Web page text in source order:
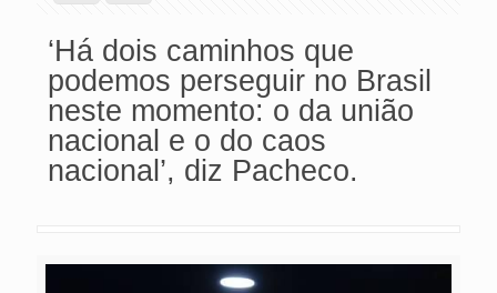
‘Há dois caminhos que
podemos perseguir no Brasil
neste momento: o da união
nacional e o do caos
nacional’, diz Pacheco.